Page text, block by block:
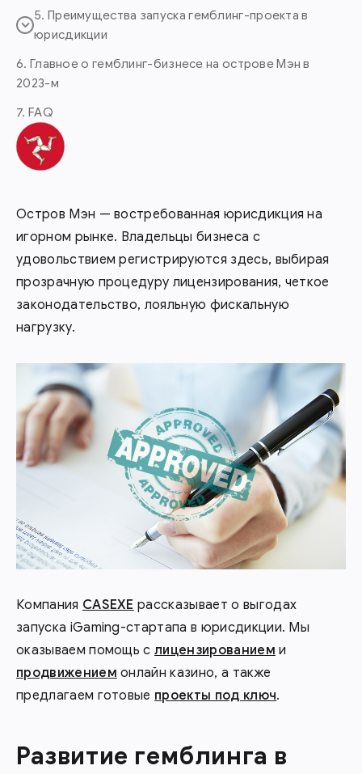
Остров Мэн — востребованная юрисдикция на
игорном рынке. Владельцы бизнеса с
удовольствием регистрируются здесь, выбирая
прозрачную процедуру лицензирования, четкое
законодательство, лояльную фискальную
нагрузку.
Компания CASEXE рассказывает о выгодах
запуска iGaming-стартапа в юрисдикции. Мы
оказываем помощь слицензированием и
продвижением онлайн казино, а также
предлагаем готовые проекты под ключ.
Развитие гемблинга в
5. Преимущества запуска гемблинг-проекта в
юрисдикции
6. Главное о гемблинг-бизнесе на острове Мэн в
2023-м
7. FAQ